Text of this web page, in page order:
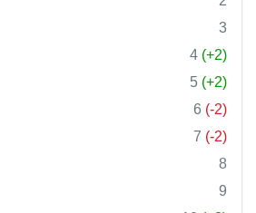
3
4 (+2)
5 (+2)
6 (-2)
7 (-2)
8
9